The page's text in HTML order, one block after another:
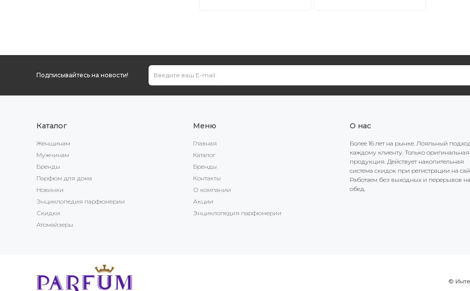
Подписывайтесь на новости!
Каталог
Женщинам
Мужчинам
Бренды
Парфюм для дома
Новинки
Энциклопедия парфюмерии
Скидки
Атомайзеры
Меню
Главная
Каталог
Бренды
Контакты
О компании
Акции
Энциклопедия парфюмерии
О нас
Более 16 лет на рынке. Лояльный
каждому клиенту. Только оригинальная
продукция. Действует накопительная
система скидок при регистрации на
Работаем без выходных и перерывов на
обед.
©